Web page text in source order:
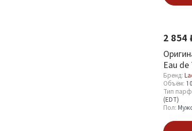
2 854
Eau
Бренд:
Объём:
Тип
(EDT)
Пол: